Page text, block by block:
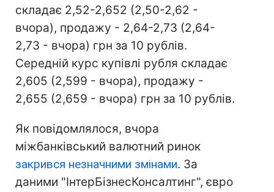
складає 2,52-2,652 (2,50-2,62 -
вчора), продажу - 2,64-2,73 (2,64-
2,73 - вчора) грн за 10 рублів.
Середній курс купівлі рубля складає
2,605 (2,599 - вчора), продажу -
2,655 (2,659 - вчора) грн за 10 рублів.
Як повідомлялося, вчора
міжбанківський валютний ринок
закрився незначними змінами. За
даними "ІнтерБізнесКонсалтинг", євро